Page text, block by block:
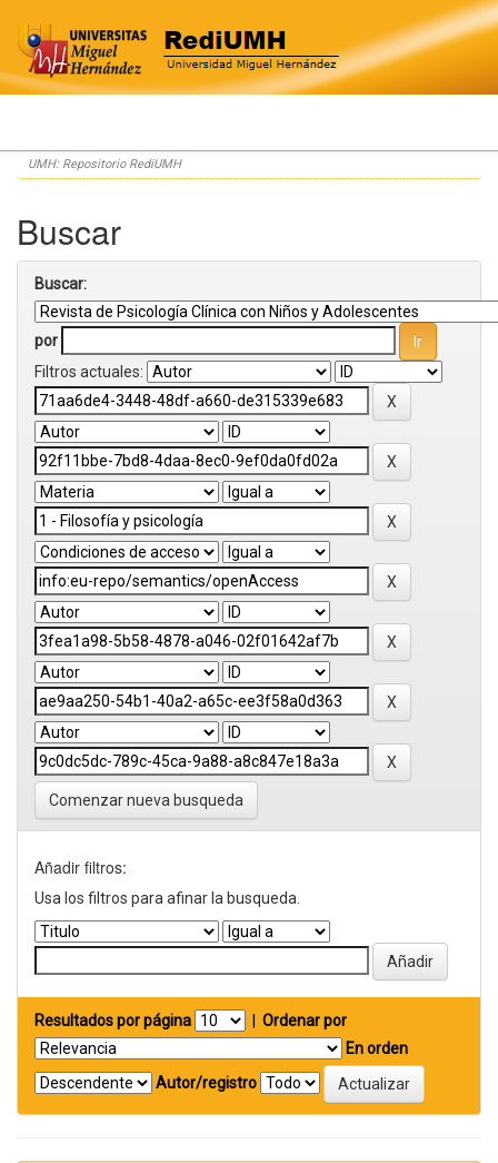
Skip
navigation
UMH: Repositorio RediUMH
Buscar
Buscar:
por
Filtros actuales:
Comenzar nueva busqueda
Añadir filtros:
Usa los filtros para afinar la busqueda.
Resultados por página
Ordenar por
En orden
Autor/registro